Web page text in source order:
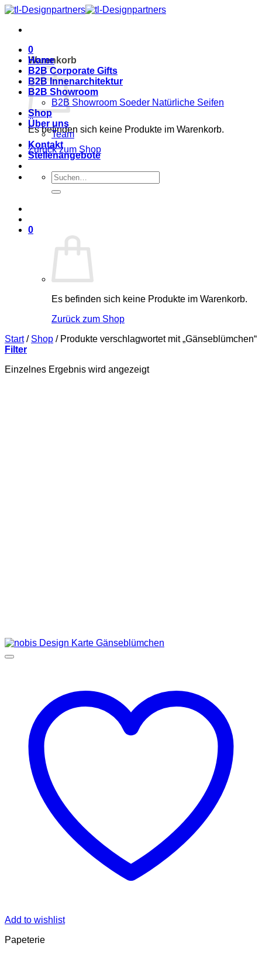
Zum
springen
0
Warenkorb
Es befinden sich keine Produkte im Warenkorb.
Zurück zum Shop
Home
B2B Corporate Gifts
B2B Innenarchitektur
B2B Showroom
B2B Showroom Soeder Natürliche Seifen
Shop
Über uns
Team
Kontakt
Stellenangebote
Suche
nach:
0
Es befinden sich keine Produkte im Warenkorb.
Zurück zum Shop
Start / Shop /Produkte verschlagwortet mit „Gänseblümchen“
Filter
Einzelnes Ergebnis wird angezeigt
Add to wishlist
Papeterie